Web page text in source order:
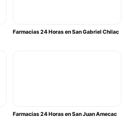
Farmacias 24 Horas en San Gabriel Chilac
Farmacias 24 Horas en San Juan Amecac